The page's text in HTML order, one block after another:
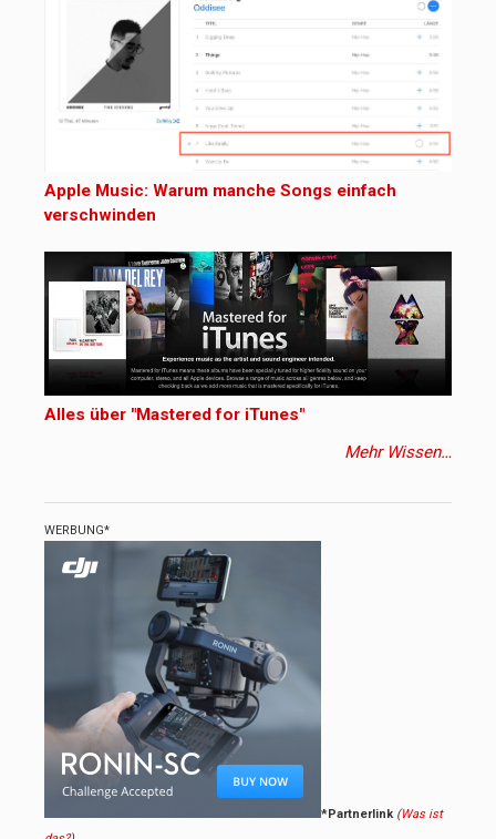
Apple Music: Warum manche Songs einfach
verschwinden
Alles über "Mastered for iTunes"
Mehr Wissen…
WERBUNG*
*Partnerlink (Was ist